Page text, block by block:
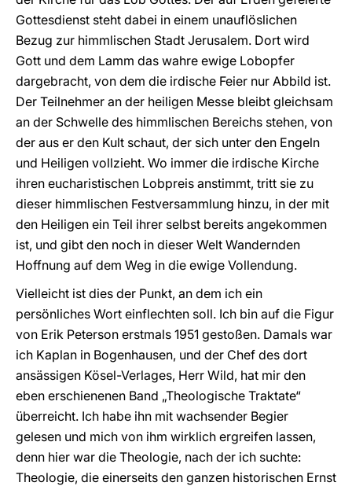
Gottesdienst steht dabei in einem unauflöslichen
Bezug zur himmlischen Stadt Jerusalem. Dort wird
Gott und dem Lamm das wahre ewige Lobopfer
dargebracht, von dem die irdische Feier nur Abbild ist.
Der Teilnehmer an der heiligen Messe bleibt gleichsam
an der Schwelle des himmlischen Bereichs stehen, von
der aus er den Kult schaut, der sich unter den Engeln
und Heiligen vollzieht. Wo immer die irdische Kirche
ihren eucharistischen Lobpreis anstimmt, tritt sie zu
dieser himmlischen Festversammlung hinzu, in der mit
den Heiligen ein Teil ihrer selbst bereits angekommen
ist, und gibt den noch in dieser Welt Wandernden
Hoffnung auf dem Weg in die ewige Vollendung.
Vielleicht ist dies der Punkt, an dem ich ein
persönliches Wort einflechten soll. Ich bin auf die Figur
von Erik Peterson erstmals 1951 gestoßen. Damals war
ich Kaplan in Bogenhausen, und der Chef des dort
ansässigen Kösel-Verlages, Herr Wild, hat mir den
eben erschienenen Band „Theologische Traktate“
überreicht. Ich habe ihn mit wachsender Begier
gelesen und mich von ihm wirklich ergreifen lassen,
denn hier war die Theologie, nach der ich suchte:
Theologie, die einerseits den ganzen historischen Ernst